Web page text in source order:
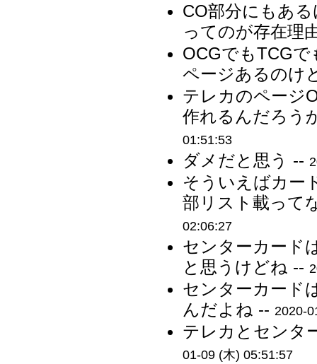
CO部分にもあ
ってのが存在理
OCGでもTCG
ページあるのけ
テレカのページ
作れるんだろう
01:51:53
ダメだと思う --
そういえばカー
部リスト載って
02:06:27
センターカード
と思うけどね --
センターカード
んだよね -- 2020-
テレカとセンタ
01-09 (木) 05:51:57